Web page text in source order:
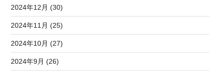
2024年12月 (30)
2024年11月 (25)
2024年10月 (27)
2024年9月 (26)